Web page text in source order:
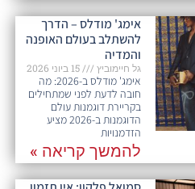
אימג' מודלס – הדרך
להשתלב בעולם האופנה
והמדיה
גל חיימוביץ 15 ביוני 2026
אימג' מודלס ב-2026: מה
חובה לדעת לפני שמתחילים
בקריירת דוגמנות עולם
הדוגמנות ב-2026 מציע
הזדמנויות
להמשך קריאה »